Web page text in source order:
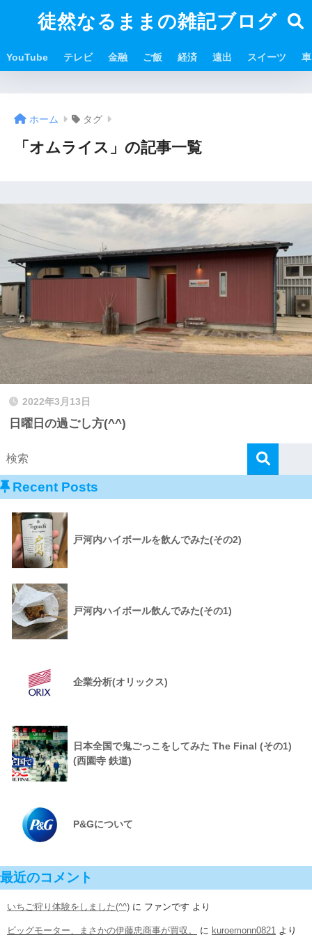
徒然なるままの雑記ブログ
YouTube テレビ 金融 ご飯 経済 遠出 スイーツ 車
ホーム タグ
「オムライス」の記事一覧
2022年3月13日
日曜日の過ごし方(^^)
Recent Posts
戸河内ハイボールを飲んでみた(その2)
戸河内ハイボール飲んでみた(その1)
企業分析(オリックス)
日本全国で鬼ごっこをしてみた The Final (その1)
(西園寺 鉄道)
P&Gについて
最近のコメント
いちご狩り体験をしました(^^) に ファンです より
ビッグモーター、まさかの伊藤忠商事が買収。 に kuroemonn0821 より